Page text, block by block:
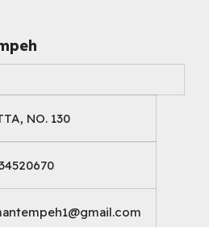
NO. 130